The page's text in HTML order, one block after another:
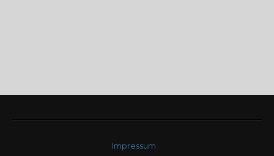
Impressum